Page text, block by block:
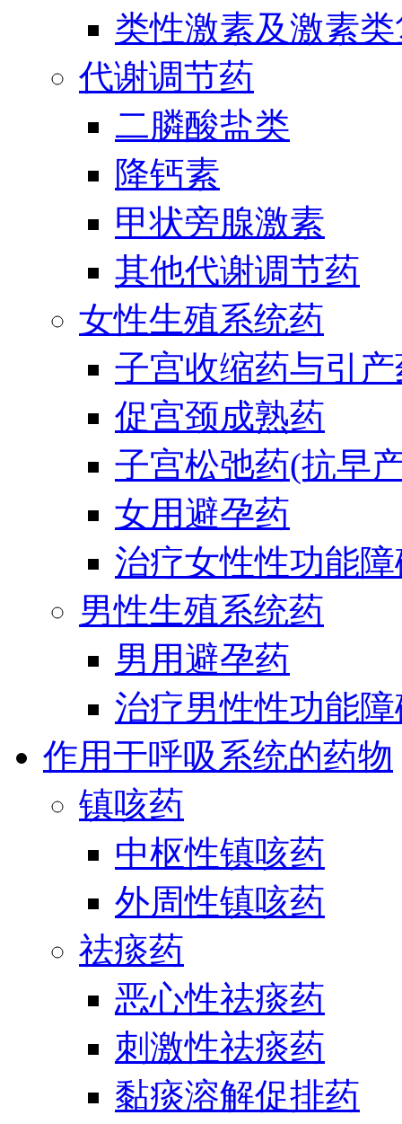
类性激素及激素
代谢调节药
二膦酸盐类
降钙素
甲状旁腺激素
其他代谢调节药
女性生殖系统药
子宫收缩药与引
促宫颈成熟药
子宫松弛药(抗早
女用避孕药
治疗女性性功能
男性生殖系统药
男用避孕药
治疗男性性功能
作用于呼吸系统的药物
镇咳药
中枢性镇咳药
外周性镇咳药
祛痰药
恶心性祛痰药
刺激性祛痰药
黏痰溶解促排药